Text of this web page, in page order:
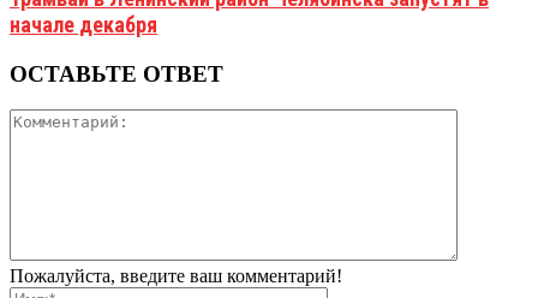
начале декабря
ОСТАВЬТЕ ОТВЕТ
Пожалуйста, введите ваш комментарий!